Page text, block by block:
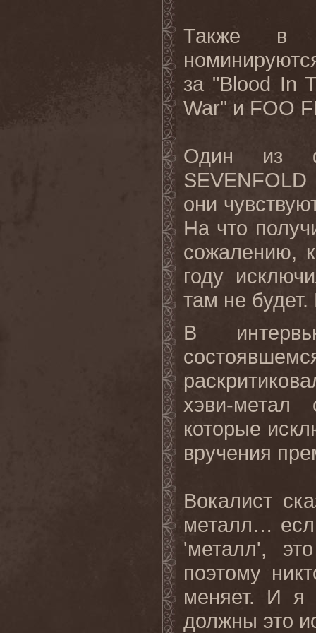
Также в
за "Blood In
War" и FOO
Один из
SEVENFOLD
они
На что
сожалению,
году
там не
В
хэви-метал
которые
вручения
Вокалист
металл…
'металл',
поэтому
меняет. И я
должны это